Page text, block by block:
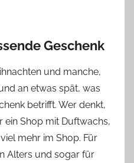
Geschenk
und manche,
an etwas spät, was
betrifft. Wer denkt,
ein Shop mit Duftwachs,
mehr im Shop. Für
Alters und sogar für